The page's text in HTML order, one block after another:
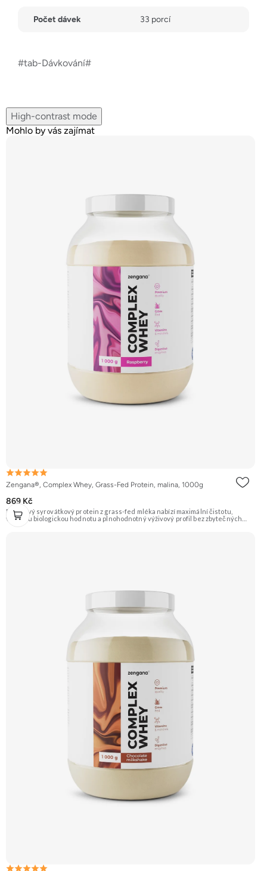
Počet dávek 33 porcí
#tab-Dávkování#
High-contrast mode
Mohlo by vás zajímat
Zengana®, Complex Whey, Grass-Fed Protein, malina, 1000g
869 Kč
Prémiový syrovátkový protein z grass-fed mléka nabízí maximální čistotu,
vysokou biologickou hodnotu a plnohodnotný výživový profil bez zbytečných